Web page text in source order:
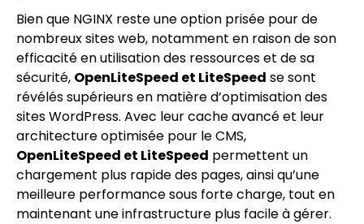
Bien que NGINX reste une option prisée pour de
nombreux sites web, notamment en raison de son
efficacité en utilisation des ressources et de sa
sécurité, OpenLiteSpeed et LiteSpeed se sont
révélés supérieurs en matière d’optimisation des
sites WordPress. Avec leur cache avancé et leur
architecture optimisée pour le CMS,
OpenLiteSpeed et LiteSpeed permettent un
chargement plus rapide des pages, ainsi qu’une
meilleure performance sous forte charge, tout en
maintenant une infrastructure plus facile à gérer.